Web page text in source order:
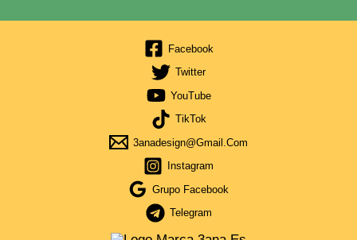
Facebook
Twitter
YouTube
TikTok
3anadesign@gmail.com
Instagram
Grupo Facebook
Telegram